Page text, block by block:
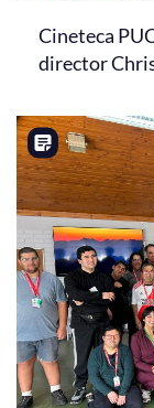
Cineteca
director